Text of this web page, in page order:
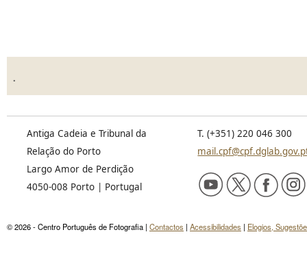
.
Antiga Cadeia e Tribunal da
Relação do Porto
Largo Amor de Perdição
4050-008 Porto | Portugal
T. (+351) 220 046 300
© 2026 - Centro Português de Fotografia | Contactos | Acessibilidades | Elogios,